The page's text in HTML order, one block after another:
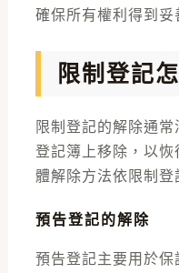
確保所有權利得到妥
限制登記
限制登記的解除通
登記簿上移除，以
體解除方法依限制登
預告登記的解除
預告登記主要用於